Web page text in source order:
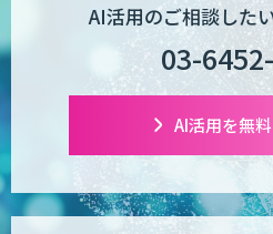
AI活用のご相談した
03-
AI活用を無